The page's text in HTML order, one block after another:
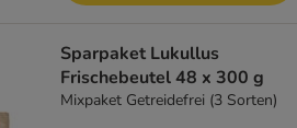
Sparpaket Lukullus
Frischebeutel 48 x 300 g
Mixpaket Getreidefrei (3 Sorten)